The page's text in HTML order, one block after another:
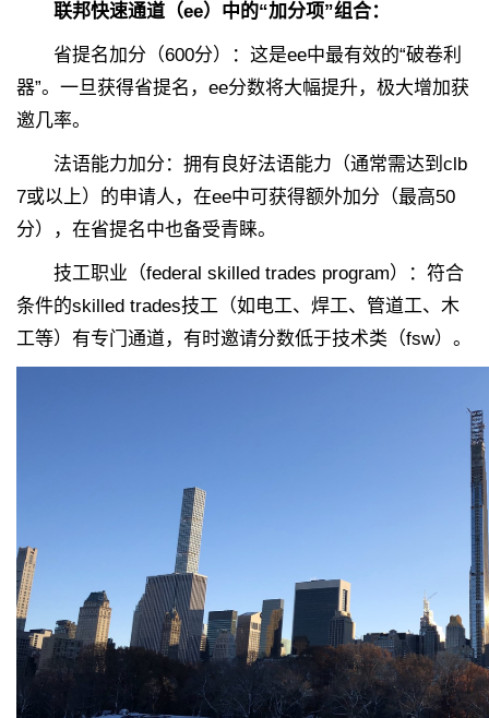
联邦快速通道（ee）中的“加分项”组合：
省提名加分（600分）：这是ee中最有效的“破卷利
器”。一旦获得省提名，ee分数将大幅提升，极大增加获
邀几率。
法语能力加分：拥有良好法语能力（通常需达到clb
7或以上）的申请人，在ee中可获得额外加分（最高50
分），在省提名中也备受青睐。
技工职业（federal skilled trades program）：符合
条件的skilled trades技工（如电工、焊工、管道工、木
工等）有专门通道，有时邀请分数低于技术类（fsw）。